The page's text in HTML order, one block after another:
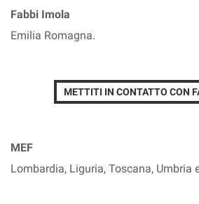
Fabbi Imola
Emilia Romagna.
METTITI IN CONTATTO CON
MEF
Lombardia, Liguria, Toscana, Umbria